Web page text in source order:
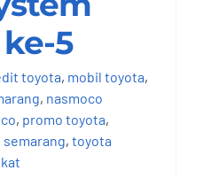
5
toyota, mobil toyota,
, nasmoco
, promo toyota,
, toyota